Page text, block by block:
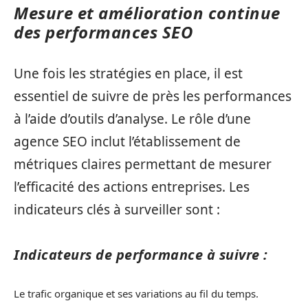
Mesure et amélioration continue
des performances SEO
Une fois les stratégies en place, il est
essentiel de suivre de près les performances
à l’aide d’outils d’analyse. Le rôle d’une
agence SEO inclut l’établissement de
métriques claires permettant de mesurer
l’efficacité des actions entreprises. Les
indicateurs clés à surveiller sont :
Indicateurs de performance à suivre :
Le trafic organique et ses variations au fil du temps.